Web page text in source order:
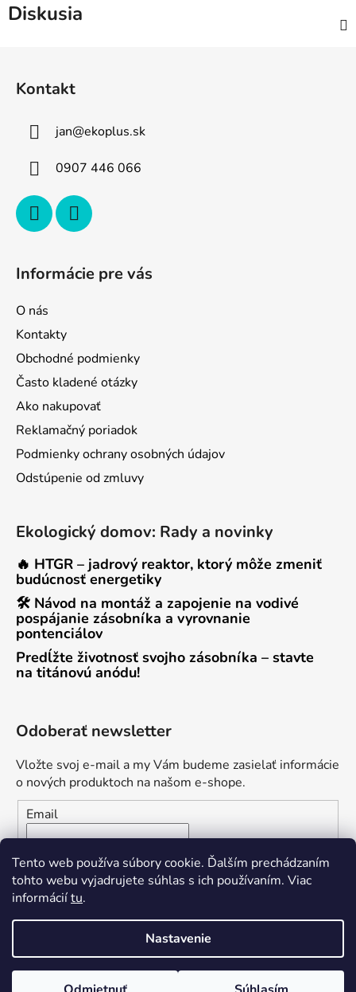
Tento web používa súbory cookie. Ďalším prechádzaním
tohto webu vyjadrujete súhlas s ich používaním. Viac
informáciítu.
Nastavenie
Diskusia
Kontakt
jan@ekoplus.sk
0907 446 066
Informácie pre vás
O nás
Kontakty
Obchodné podmienky
Často kladené otázky
Ako nakupovať
Reklamačný poriadok
Podmienky ochrany osobných údajov
Odstúpenie od zmluvy
Ekologický domov: Rady a novinky
🔥 HTGR – jadrový reaktor, ktorý môže zmeniť
budúcnosť energetiky
🛠 Návod na montáž a zapojenie na vodivé
pospájanie zásobníka a vyrovnanie
pontenciálov
Predĺžte životnosť svojho zásobníka – stavte
na titánovú anódu!
Odoberať newsletter
Vložte svoj e-mail a my Vám budeme zasielať informácie
o nových produktoch na našom e-shope.
Email
Vložením e-mailu súhlasíte s
podmienkami ochrany
osobných údajov